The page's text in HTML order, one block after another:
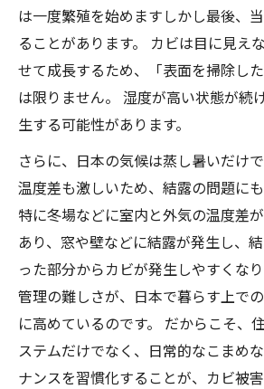
は一度繁殖を始めますしかし最後、
ることがあります。 カビは目に見え
せて成長するため、「表面を掃除し
は限りません。 湿度が高い状態が続
生する可能性があります。
さらに、日本の気候は蒸し暑いだけ
温度差も激しいため、結露の問題にも
特に冬場などに室内と外気の温度差
あり、窓や壁などに結露が発生し、
った部分からカビが発生しやすくな
管理の難しさが、日本で暮らす上で
に高めているのです。 だからこそ、
ステムだけでなく、日常的なこまめ
ナンスを習慣化することが、カビ被